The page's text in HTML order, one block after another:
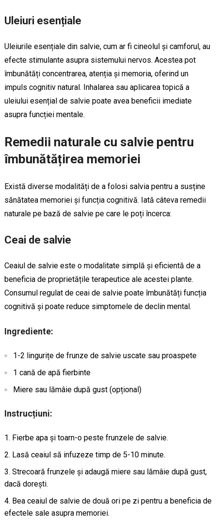
Uleiuri esențiale
Uleiurile esențiale din salvie, cum ar fi cineolul și camforul, au
efecte stimulante asupra sistemului nervos. Acestea pot
îmbunătăți concentrarea, atenția și memoria, oferind un
impuls cognitiv natural. Inhalarea sau aplicarea topică a
uleiului esențial de salvie poate avea beneficii imediate
asupra funcției mentale.
Remedii naturale cu salvie pentru
îmbunătățirea memoriei
Există diverse modalități de a folosi salvia pentru a susține
sănătatea memoriei și funcția cognitivă. Iată câteva remedii
naturale pe bază de salvie pe care le poți încerca:
Ceai de salvie
Ceaiul de salvie este o modalitate simplă și eficientă de a
beneficia de proprietățile terapeutice ale acestei plante.
Consumul regulat de ceai de salvie poate îmbunătăți funcția
cognitivă și poate reduce simptomele de declin mental.
Ingrediente:
1-2 lingurițe de frunze de salvie uscate sau proaspete
1 cană de apă fierbinte
Miere sau lămâie după gust (opțional)
Instrucțiuni:
Fierbe apa și toarn-o peste frunzele de salvie.
Lasă ceaiul să infuzeze timp de 5-10 minute.
Strecoară frunzele și adaugă miere sau lămâie după gust,
dacă dorești.
Bea ceaiul de salvie de două ori pe zi pentru a beneficia de
efectele sale asupra memoriei.